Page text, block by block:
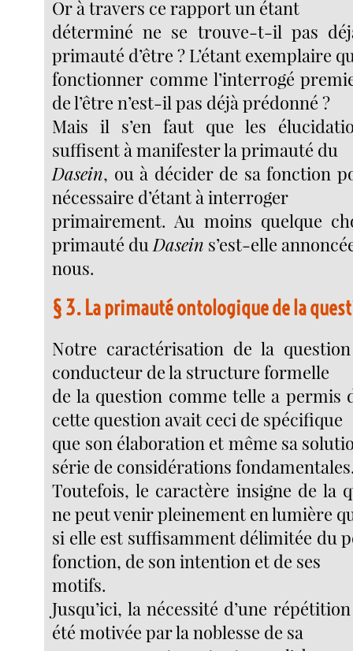
Or à travers ce rapport un étant
déterminé ne se trouve-t-il pas
primauté d’être ? L’étant exemplaire
fonctionner comme l’interrogé
de l’être n’est-il pas déjà prédonné ?
Mais il s’en faut que les
suffisent à manifester la primauté du
Dasein, ou à décider de sa fonction
nécessaire d’étant à interroger
primairement. Au moins quelque
primauté du Dasein s’est-elle
nous.
§ 3. La primauté ontologique de la
Notre caractérisation de la
conducteur de la structure formelle
de la question comme telle a permis
cette question avait ceci de spécifique
que son élaboration et même sa
série de considérations
Toutefois, le caractère insigne de la
ne peut venir pleinement en lumière
si elle est suffisamment délimitée du
fonction, de son intention et de ses
motifs.
Jusqu’ici, la nécessité d’une
été motivée par la noblesse de sa